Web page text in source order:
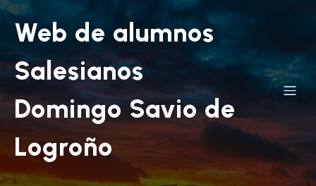
Web de alumnos
Salesianos
Domingo Savio de
Logroño